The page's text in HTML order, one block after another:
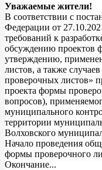
Уважаемые жители!
В соответствии с
Федерации от
требований к
обсуждению проектов
утверждению,
листов, а также
проверочных листов»
проекта формы
вопросов),
муниципального
территории
Волховского
Начало проведения
формы проверочного
Окончание...